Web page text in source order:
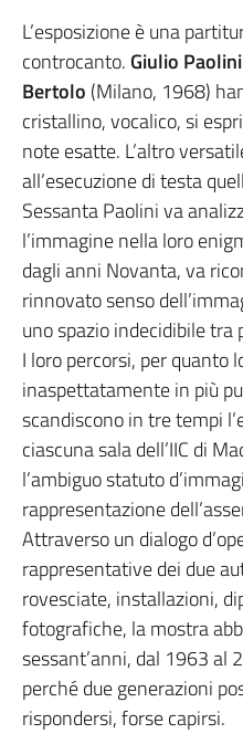
L’esposizione è una
controcanto. Giulio Paolini
Bertolo (Milano, 1968)
cristallino, vocalico, si
note esatte. L’altro
all’esecuzione di testa
Sessanta Paolini va
l’immagine nella loro
dagli anni Novanta, va
rinnovato senso
uno spazio indecidibile tra
I loro percorsi, per quanto
inaspettatamente in più
scandiscono in tre tempi
ciascuna sala dell’IIC di
l’ambiguo statuto
rappresentazione
Attraverso un dialogo
rappresentative dei due
rovesciate, installazioni,
fotografiche, la mostra
sessant’anni, dal 1963 al
perché due generazioni
rispondersi, forse capirsi.